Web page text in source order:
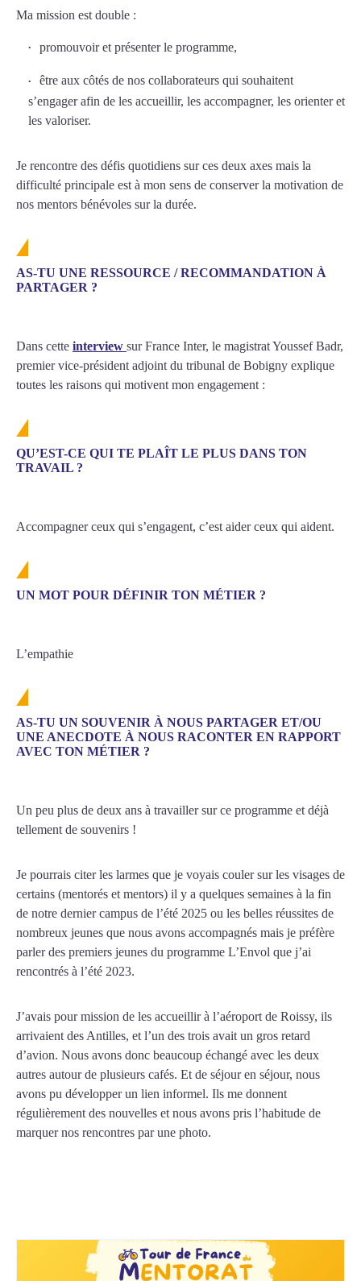
Ma mission est double :
promouvoir et présenter le programme,
être aux côtés de nos collaborateurs qui souhaitent
s’engager afin de les accueillir, les accompagner, les orienter et
les valoriser.
Je rencontre des défis quotidiens sur ces deux axes mais la
difficulté principale est à mon sens de conserver la motivation de
nos mentors bénévoles sur la durée.
AS-TU UNE RESSOURCE / RECOMMANDATION À
PARTAGER ?
Dans cette interview sur France Inter, le magistrat Youssef Badr,
premier vice-président adjoint du tribunal de Bobigny explique
toutes les raisons qui motivent mon engagement :
QU’EST-CE QUI TE PLAÎT LE PLUS DANS TON
TRAVAIL ?
Accompagner ceux qui s’engagent, c’est aider ceux qui aident.
UN MOT POUR DÉFINIR TON MÉTIER ?
L’empathie
AS-TU UN SOUVENIR À NOUS PARTAGER ET/OU
UNE ANECDOTE À NOUS RACONTER EN RAPPORT
AVEC TON MÉTIER ?
Un peu plus de deux ans à travailler sur ce programme et déjà
tellement de souvenirs !
Je pourrais citer les larmes que je voyais couler sur les visages de
certains (mentorés et mentors) il y a quelques semaines à la fin
de notre dernier campus de l’été 2025 ou les belles réussites de
nombreux jeunes que nous avons accompagnés mais je préfère
parler des premiers jeunes du programme L’Envol que j’ai
rencontrés à l’été 2023.
J’avais pour mission de les accueillir à l’aéroport de Roissy, ils
arrivaient des Antilles, et l’un des trois avait un gros retard
d’avion. Nous avons donc beaucoup échangé avec les deux
autres autour de plusieurs cafés. Et de séjour en séjour, nous
avons pu développer un lien informel. Ils me donnent
régulièrement des nouvelles et nous avons pris l’habitude de
marquer nos rencontres par une photo.